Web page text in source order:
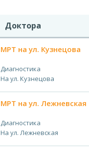
Доктора
МРТ на ул. Кузнецова
Диагностика
На ул. Кузнецова
МРТ на ул. Лежневская
Диагностика
На ул. Лежневская